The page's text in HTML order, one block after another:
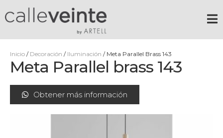
Inicio / Decoración / Iluminación / Meta Parallel Brass 143
Meta Parallel brass 143
Obtener más información